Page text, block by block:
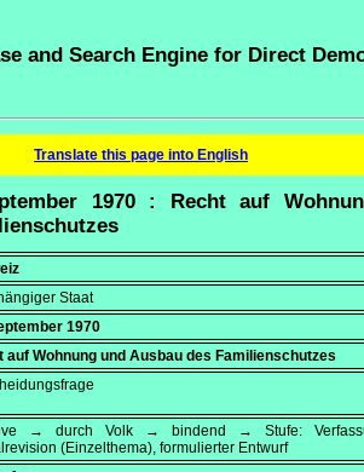
and Search Engine for Direct
Translate this page into English
1970 : Recht auf
Staat
1970
auf Wohnung und Ausbau des Familienschutzes
→ durch Volk → bindend → Stufe:
(Einzelthema), formulierter Entwurf